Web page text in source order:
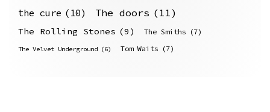
the cure (10) The doors (11)
The Rolling Stones (9) The Smiths (7)
The Velvet Underground (6) Tom Waits (7)